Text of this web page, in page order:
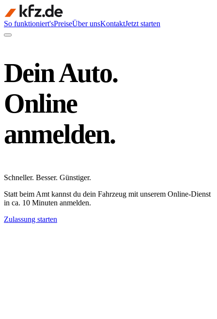
So funktioniert'sPreiseÜber unsKontaktJetzt starten
Dein Auto.
Online
anmelden.
Schneller. Besser. Günstiger.
Statt beim Amt kannst du dein Fahrzeug mit unserem Online-Dienst
in ca. 10 Minuten anmelden.
Zulassung starten